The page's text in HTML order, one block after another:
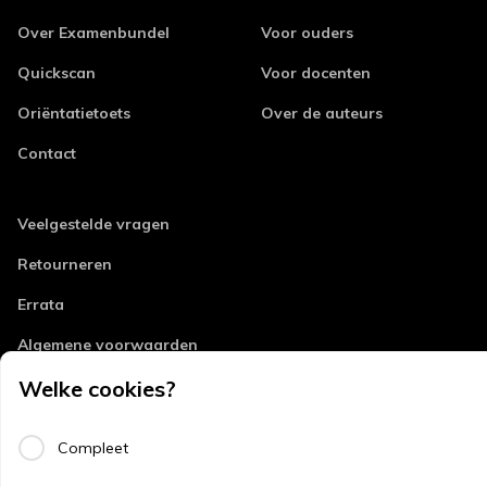
Over Examenbundel
Quickscan
Oriëntatietoets
Contact
Voor ouders
Voor docenten
Over de auteurs
Veelgestelde vragen
Retourneren
Errata
Algemene voorwaarden
Disclaimer
Copyright
Welke cookies?
Compleet